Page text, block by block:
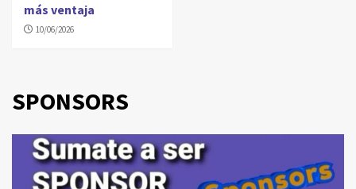
más ventaja
10/06/2026
SPONSORS